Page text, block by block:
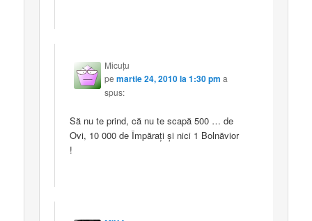
Micuţu
pemartie 24, 2010 la 1:30 pm a
spus:
Să nu te prind, că nu te scapă 500 … de
Ovi, 10 000 de Împăraţi şi nici 1 Bolnăvior
!